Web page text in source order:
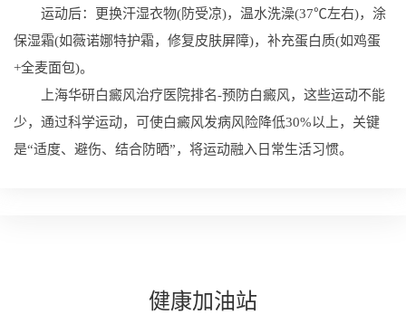
运动后：更换汗湿衣物(防受凉)，温水洗澡(37℃左右)，涂
保湿霜(如薇诺娜特护霜，修复皮肤屏障)，补充蛋白质(如鸡蛋
+全麦面包)。
上海华研白癜风治疗医院排名-预防白癜风，这些运动不能
少，通过科学运动，可使白癜风发病风险降低30%以上，关键
是“适度、避伤、结合防晒”，将运动融入日常生活习惯。
健康加油站